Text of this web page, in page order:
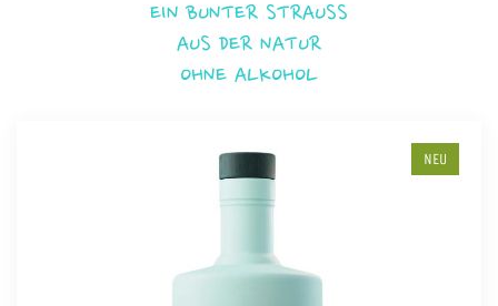
EIN BUNTER STRAUSS
AUS DER NATUR
OHNE ALKOHOL
NEU